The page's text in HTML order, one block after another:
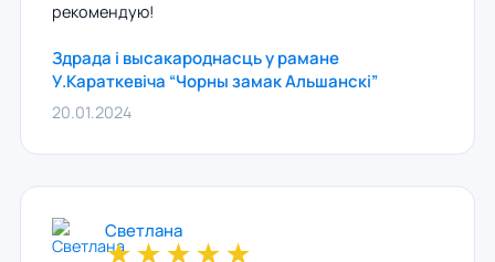
рекомендую!
Здрада і высакароднасць у рамане
У.Караткевіча “Чорны замак Альшанскі”
20.01.2024
Светлана
★★★★★